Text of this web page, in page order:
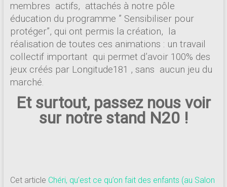
membres actifs, attachés à notre pôle
éducation du programme ” Sensibiliser pour
protéger”, qui ont permis la création, la
réalisation de toutes ces animations : un travail
collectif important qui permet d’avoir 100% des
jeux créés par Longitude181 , sans aucun jeu du
marché.
Et surtout, passez nous voir
sur notre stand N20 !
Cet article Chéri, qu’est ce qu’on fait des enfants (au Salon